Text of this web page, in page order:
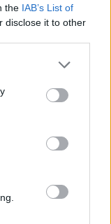
the IAB’s List of
disclose it to other
or more Google
You may click to
party tags to
in below Google
0 1px 0
margin:
-
2017.